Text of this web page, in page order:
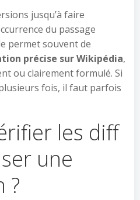
jusqu’à faire
du passage
permet souvent de
précise sur Wikipédia,
ou clairement formulé. Si
fois, il faut parfois
les diff
une
?